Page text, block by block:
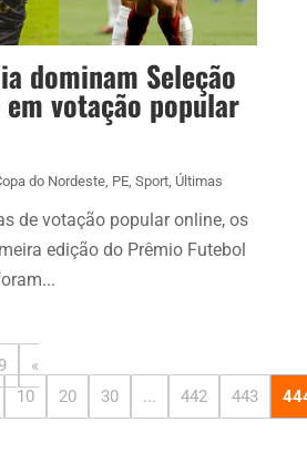
dominam Seleção
votação popular
do Nordeste, PE, Sport, Últimas
de votação popular online, os
edição do Prêmio Futebol
«
10 20 30 ... 442 443